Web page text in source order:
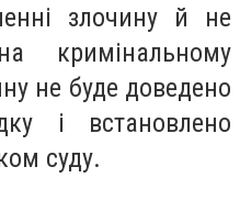
злочину й не
кримінальному
не буде доведено
і встановлено
суду.